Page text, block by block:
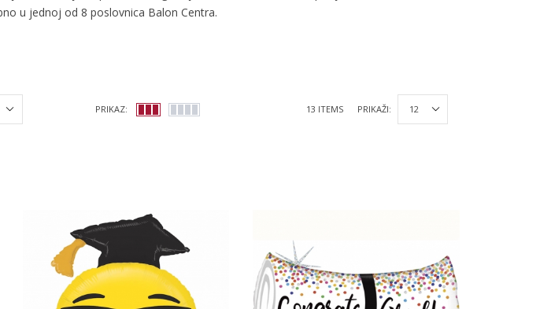
u jednoj od 8 poslovnica Balon Centra.
PRIKAZ: 13 ITEMS PRIKAŽI: